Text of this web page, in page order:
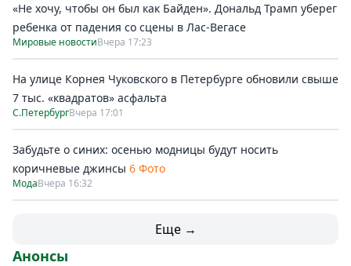
«Не хочу, чтобы он был как Байден». Дональд Трамп уберег
ребенка от падения со сцены в Лас-Вегасе
Мировые новостиВчера 17:23
На улице Корнея Чуковского в Петербурге обновили свыше
7 тыс. «квадратов» асфальта
С.ПетербургВчера 17:01
Забудьте о синих: осенью модницы будут носить
коричневые джинсы 6 Фото
МодаВчера 16:32
Еще →
Анонсы